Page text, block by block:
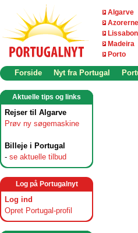
Algarve
Azorerne
Lissabon
Madeira
Porto
Forside Nyt fra Portugal
Aktuelle tips og links
Rejser til Algarve
Prøv ny søgemaskine
Billeje i Portugal
- se aktuelle tilbud
Log på Portugalnyt
Log ind
Opret Portugal-profil